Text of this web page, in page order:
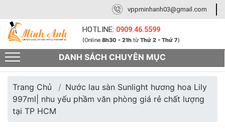
DANH SÁCH CHUYÊN MỤC
vppminhanh03@gmail.com
HOTLINE: 0909.46.5599
(Online8h30 - 21h từThứ 2 - Thứ 7)
Trang Chủ
Nước lau sàn Sunlight hương hoa Lily
997ml| nhu yếu phầm văn phòng giá rẻ chất lượng
tại TP HCM